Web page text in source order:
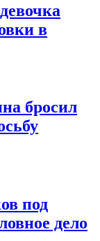
в
бросил
под
дело